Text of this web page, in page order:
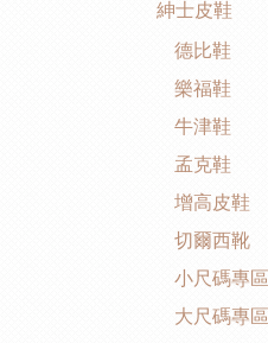
紳士皮鞋
德比鞋
樂福鞋
牛津鞋
孟克鞋
增高皮鞋
切爾西靴
小尺碼專區
大尺碼專區